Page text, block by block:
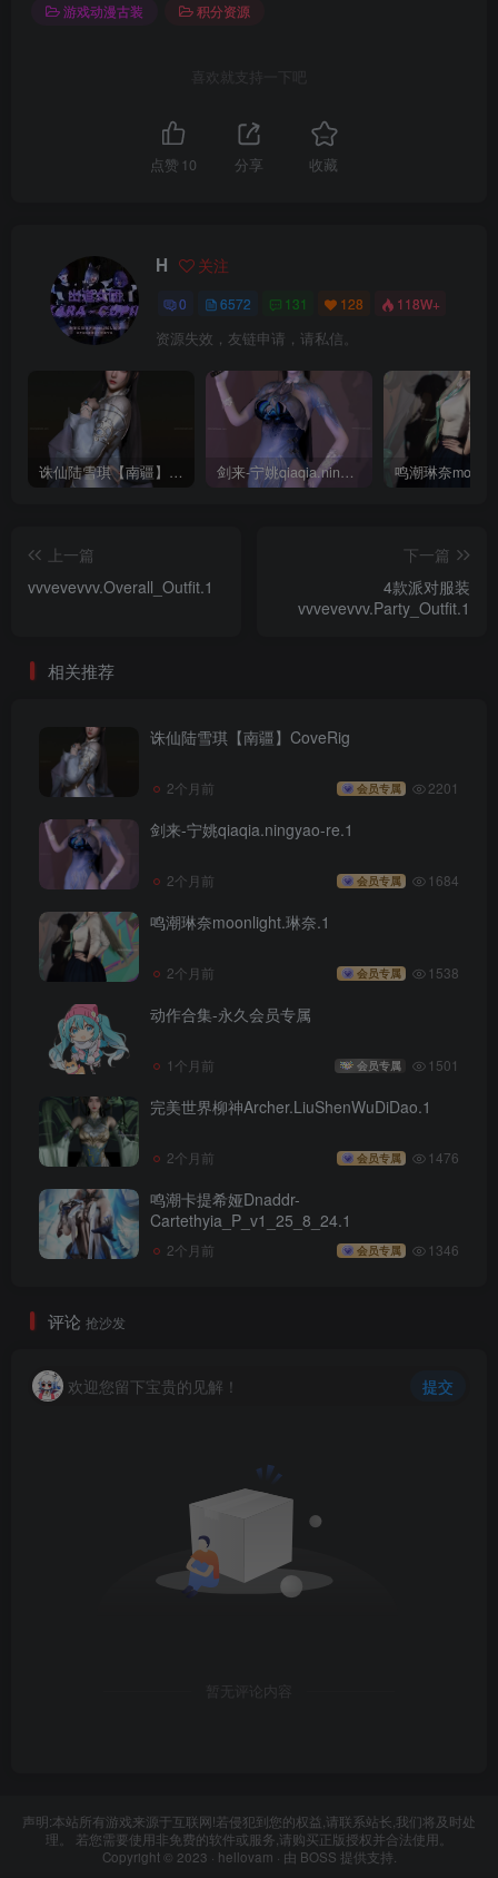
游戏动漫古装
积分资源
喜欢就支持一下吧
点赞 10 分享 收藏
H 关注
0 6572 131 128 118W+
资源失效，友链申请，请私信。
诛仙陆雪琪【南疆】CoveRig 剑来-宁姚qiaqia.ningyao-re.1
上一篇
vvvevevvv.Overall_Outfit.1
下一篇
4款派对服装
vvvevevvv.Party_Outfit.1
相关推荐
诛仙陆雪琪【南疆】CoveRig
2个月前 会员专属 2201
剑来-宁姚qiaqia.ningyao-re.1
2个月前 会员专属 1684
鸣潮琳奈moonlight.琳奈.1
2个月前 会员专属 1538
动作合集-永久会员专属
1个月前 会员专属 1501
完美世界柳神Archer.LiuShenWuDiDao.1
2个月前 会员专属 1476
鸣潮卡提希娅Dnaddr-
Cartethyia_P_v1_25_8_24.1
2个月前 会员专属 1346
评论 抢沙发
欢迎您留下宝贵的见解！ 提交
暂无评论内容
声明:本站所有游戏来源于互联网!若侵犯到您的权益,请联系站长,我们将及时处
理。 若您需要使用非免费的软件或服务,请购买正版授权并合法使用。
Copyright © 2023 · hellovam · 由 BOSS 提供支持.